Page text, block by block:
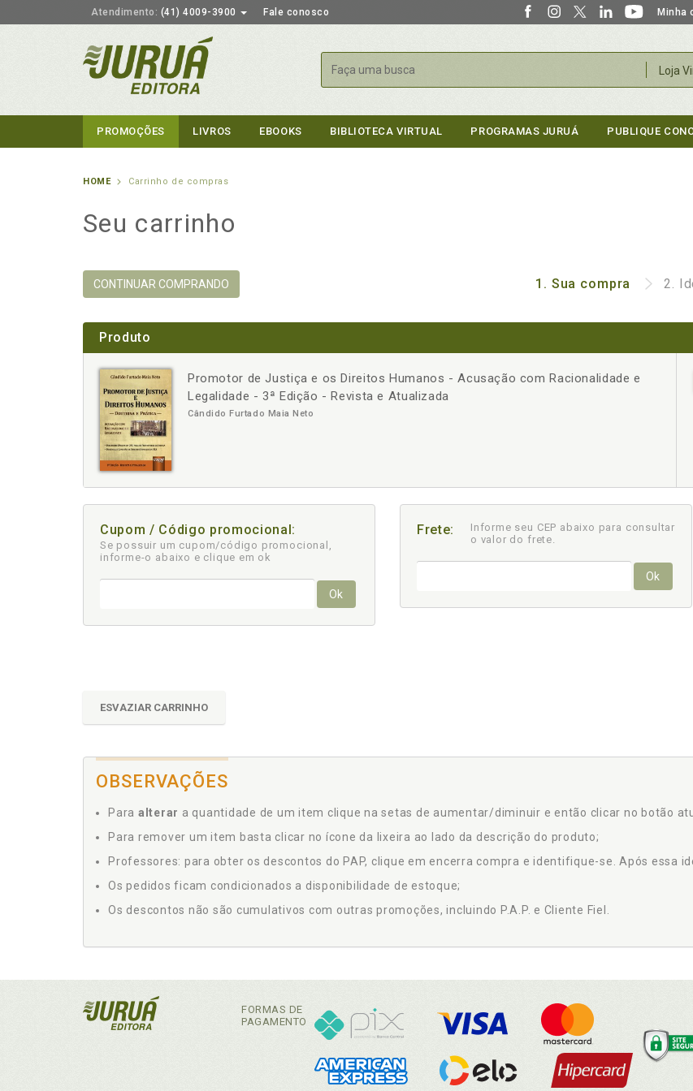
Atendimento: (41) 4009-3900 Fale conosco Minha
Loja
Buscar
PROMOÇÕES LIVROS EBOOKS BIBLIOTECA VIRTUAL PROGRAMAS JURUÁ PUBLIQUE
HOME Carrinho de compras
Seu carrinho
CONTINUAR COMPRANDO 1. Sua compra 2.
Produto
Promotor de Justiça e os Direitos Humanos - Acusação com Racionalidade e
Legalidade - 3ª Edição - Revista e Atualizada
Cândido Furtado Maia Neto
- +
Cupom / Código promocional:
Se possuir um cupom/código promocional,
informe-o abaixo e clique em ok
Ok
Frete:
Informe seu CEP abaixo para consultar
o valor do frete.
Ok
ESVAZIAR CARRINHO
OBSERVAÇÕES
Para alterar a quantidade de um item clique na setas de aumentar/diminuir e então clicar no botão
Para remover um item basta clicar no ícone da lixeira ao lado da descrição do produto;
Professores: para obter os descontos do PAP, clique em encerra compra e identifique-se. Após essa
Os pedidos ficam condicionados a disponibilidade de estoque;
Os descontos não são cumulativos com outras promoções, incluindo P.A.P. e Cliente Fiel.
FORMAS DE
PAGAMENTO